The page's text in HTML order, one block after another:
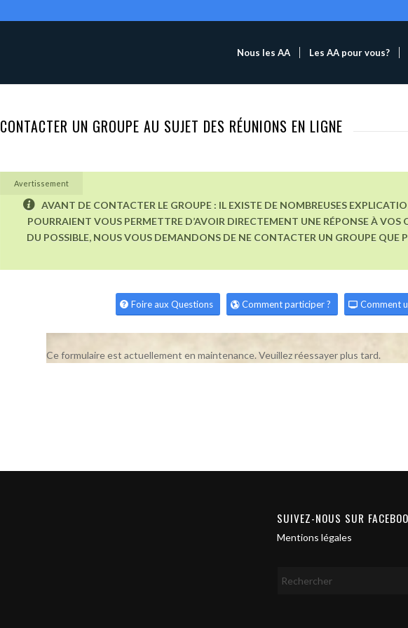
Nous les AA Les AA pour vous?
CONTACTER UN GROUPE AU SUJET DES RÉUNIONS EN LIGNE
Avertissement
AVANT DE CONTACTER LE GROUPE : IL EXISTE DE NOMBREUSES
POURRAIENT VOUS PERMETTRE D’AVOIR DIRECTEMENT UNE RÉPONSE À VOS
DU POSSIBLE, NOUS VOUS DEMANDONS DE NE CONTACTER UN GROUPE QUE
Foire aux Questions Comment participer ? Comment
Ce formulaire est actuellement en maintenance. Veuillez réessayer plus tard.
SUIVEZ-NOUS SUR
Mentions légales